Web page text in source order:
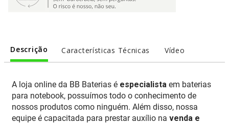
Descrição Características Técnicas Vídeo
A loja online da BB Baterias é especialista em baterias
para notebook, possuímos todo o conhecimento de
nossos produtos como ninguém. Além disso, nossa
equipe é capacitada para prestar auxílio na venda e